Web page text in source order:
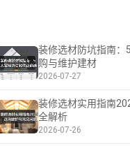
装修选材防坑指南：
购与维护建材
2026-07-27
装修选材实用指南
全解析
2026-07-26